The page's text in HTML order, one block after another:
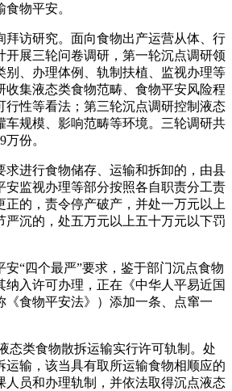
物平安。
访研究。面向食物出产运营从体、行
开展三轮问卷调研，第一轮沉点调研领
别、办理体例、轨制扶植、监视办理等
收集液态类食物范畴、食物平安风险程
行性等看法；第三轮沉点调研控制液态
车规模、影响范畴等环境。三轮调研共
份。
进行食物储存、运输和拆卸的，由县
安监视办理等部分按照各自职责分工责
正的，责令停产破产，并处一万元以上
严沉的，处五万元以上五十万元以下罚
“四个最严”要求，鉴于部门沉点食物
纳入许可办理，正在《中华人平易近国
《食物平安法》）添加一条、点窜一
类食物散拆运输实行许可轨制。处
运输，该当具有取所运输食物相顺应的
人员和办理轨制，并依法取得沉点液态